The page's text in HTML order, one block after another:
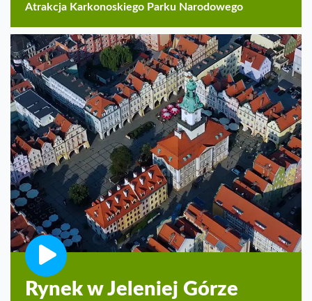
Atrakcja Karkonoskiego Parku Narodowego
Rynek w Jeleniej Górze